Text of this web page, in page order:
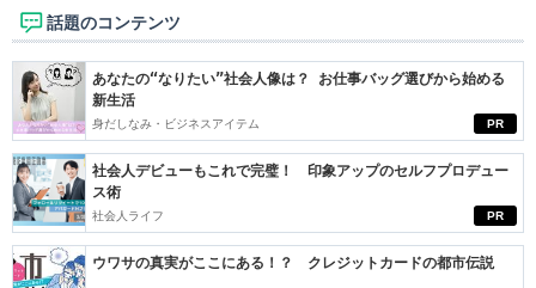
話題のコンテンツ
PR
あなたの“なりたい”社会人像は？ お仕事バッグ選びから始める
新生活
身だしなみ・ビジネスアイテム
PR
社会人デビューもこれで完璧！ 印象アップのセルフプロデュー
ス術
社会人ライフ
ウワサの真実がここにある！？ クレジットカードの都市伝説